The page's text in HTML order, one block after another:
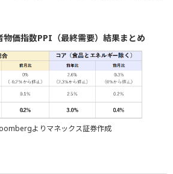
物価指数PPI（最終需要）結果まとめ
よりマネックス証券作成